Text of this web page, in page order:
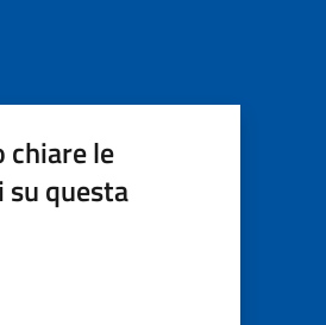
chiare le
questa